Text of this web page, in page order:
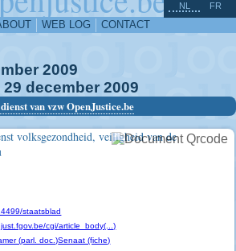
WEB LOG CONTACT
NL FR
2009
29 december 2009
van vzw OpenJustice.be
volksgezondheid, veiligheid van de
staatsblad
cgi/article_body(...)
(parl. doc.)Senaat (fiche)
^